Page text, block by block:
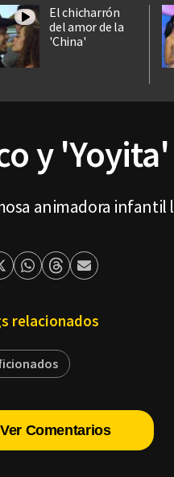
El chicharrón
del amor de la
'China'
y
animadora infantil
Whatsapp
ThreadsEnviar
relacionados
Ver Comentarios